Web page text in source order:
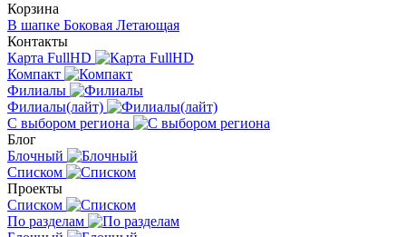
Корзина
В шапке Боковая Летающая
Контакты
Карта FullHD
Компакт
Филиалы
Филиалы(лайт)
С выбором региона
Блог
Блочный
Списком
Проекты
Списком
По разделам